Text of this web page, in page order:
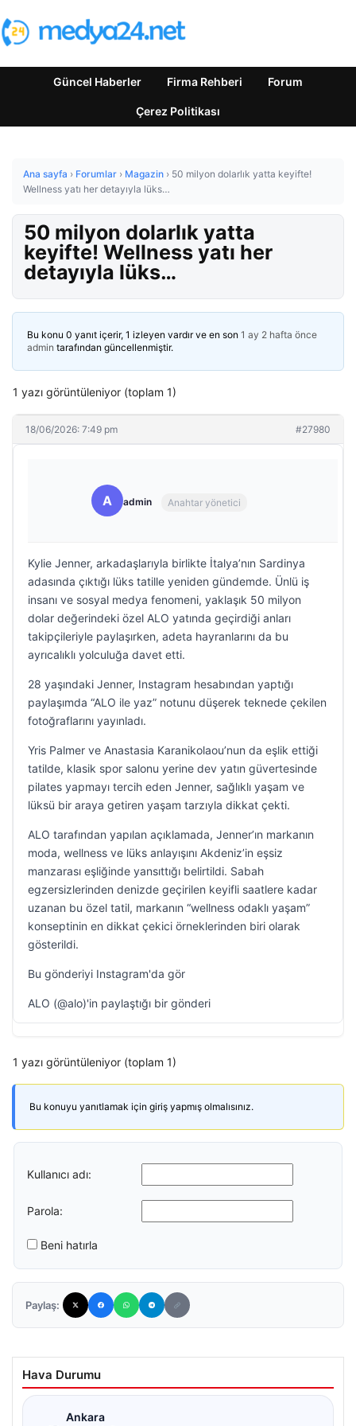
Güncel Haberler Firma Rehberi Forum
Çerez Politikası
Ana sayfa › Forumlar › Magazin › 50 milyon dolarlık yatta keyifte!
Wellness yatı her detayıyla lüks…
50 milyon dolarlık yatta
keyifte! Wellness yatı her
detayıyla lüks…
Bu konu 0 yanıt içerir, 1 izleyen vardır ve en son 1 ay 2 hafta önce
admin tarafından güncellenmiştir.
1 yazı görüntüleniyor (toplam 1)
18/06/2026: 7:49 pm #27980
A admin Anahtar yönetici
Kylie Jenner, arkadaşlarıyla birlikte İtalya’nın Sardinya
adasında çıktığı lüks tatille yeniden gündemde. Ünlü iş
insanı ve sosyal medya fenomeni, yaklaşık 50 milyon
dolar değerindeki özel ALO yatında geçirdiği anları
takipçileriyle paylaşırken, adeta hayranlarını da bu
ayrıcalıklı yolculuğa davet etti.
28 yaşındaki Jenner, Instagram hesabından yaptığı
paylaşımda “ALO ile yaz” notunu düşerek teknede çekilen
fotoğraflarını yayınladı.
Yris Palmer ve Anastasia Karanikolaou’nun da eşlik ettiği
tatilde, klasik spor salonu yerine dev yatın güvertesinde
pilates yapmayı tercih eden Jenner, sağlıklı yaşam ve
lüksü bir araya getiren yaşam tarzıyla dikkat çekti.
ALO tarafından yapılan açıklamada, Jenner’ın markanın
moda, wellness ve lüks anlayışını Akdeniz’in eşsiz
manzarası eşliğinde yansıttığı belirtildi. Sabah
egzersizlerinden denizde geçirilen keyifli saatlere kadar
uzanan bu özel tatil, markanın “wellness odaklı yaşam”
konseptinin en dikkat çekici örneklerinden biri olarak
gösterildi.
Bu gönderiyi Instagram'da gör
ALO (@alo)'in paylaştığı bir gönderi
1 yazı görüntüleniyor (toplam 1)
Bu konuyu yanıtlamak için giriş yapmış olmalısınız.
Kullanıcı adı:
Parola:
Beni hatırla
Paylaş:
Hava Durumu
Ankara